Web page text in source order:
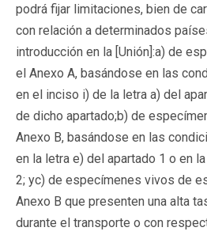
podrá fijar limitaciones, bien de
con relación a determinados
introducción en la [Unión]:a) de
el Anexo A, basándose en las
en el inciso i) de la letra a) del
de dicho apartado;b) de
Anexo B, basándose en las
en la letra e) del apartado 1 o en
2; yc) de especímenes vivos de
Anexo B que presenten una alta
durante el transporte o con